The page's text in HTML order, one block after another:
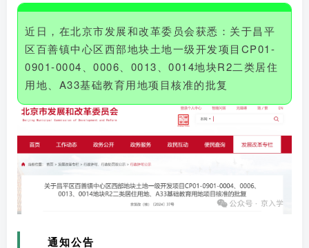
近日，在北京市发展和改革委员会获悉：关于昌平
区百善镇中心区西部地块土地一级开发项目CP01-
0901-0004、0006、0013、0014地块R2二类居住
用地、A33基础教育用地项目核准的批复
通知公告